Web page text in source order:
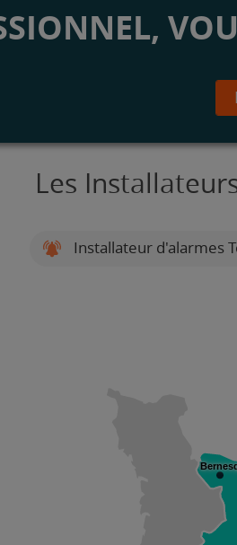
Les
Installateur d'alarmes